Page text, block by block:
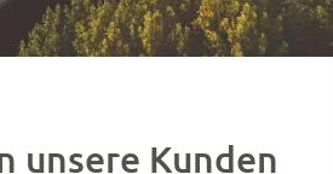
unsere Kunden